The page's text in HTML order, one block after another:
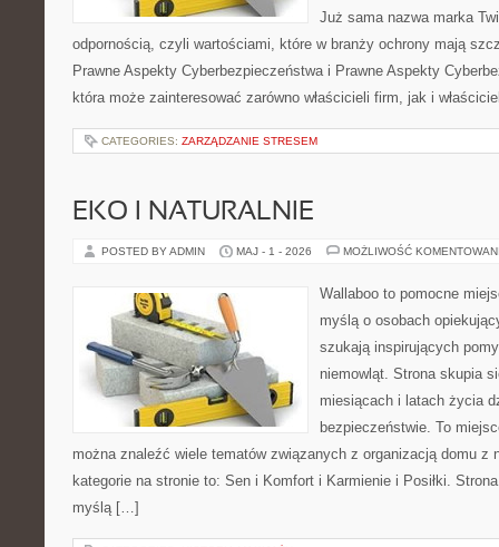
Już sama nazwa marka
odpornością, czyli wartościami, które w branży ochrony mają
Prawne Aspekty Cyberbezpieczeństwa i Prawne Aspekty
która może zainteresować zarówno właścicieli firm, jak i
CATEGORIES: ZARZĄDZANIE STRESEM
EKO I NATURALNIE
POSTED BY ADMIN MAJ - 1 - 2026 MOŻLIWOŚĆ
Wallaboo to pomocne
myślą o osobach
szukają inspirujących
niemowląt. Strona skupia
miesiącach i latach życia
bezpieczeństwie. To
można znaleźć wiele tematów związanych z organizacją domu z
kategorie na stronie to: Sen i Komfort i Karmienie i Posiłki.
myślą […]